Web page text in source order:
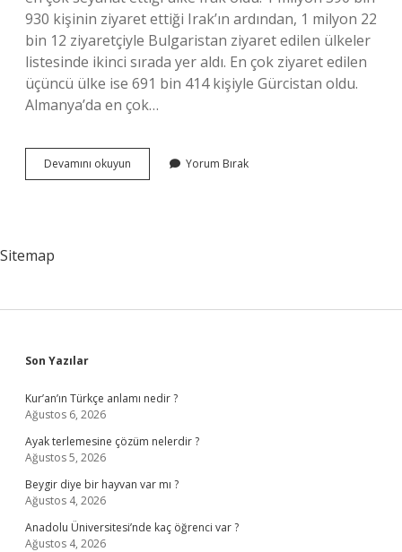
930 kişinin ziyaret ettiği Irak’ın ardından, 1 milyon 22
bin 12 ziyaretçiyle Bulgaristan ziyaret edilen ülkeler
listesinde ikinci sırada yer aldı. En çok ziyaret edilen
üçüncü ülke ise 691 bin 414 kişiyle Gürcistan oldu.
Almanya’da en çok…
Devamını okuyun Yurtdışında
En
Yorum Bırak
Sitemap
Sidebar
Son Yazılar
Kur’an’ın Türkçe anlamı nedir ?
Ağustos 6, 2026
Ayak terlemesine çözüm nelerdir ?
Ağustos 5, 2026
Beygir diye bir hayvan var mı ?
Ağustos 4, 2026
Anadolu Üniversitesi’nde kaç öğrenci var ?
Ağustos 4, 2026